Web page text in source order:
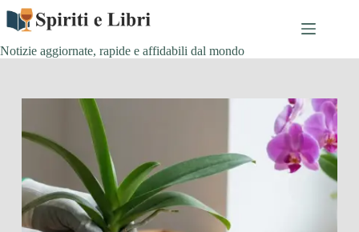
Salta
contenuto
Notizie aggiornate, rapide e affidabili dal mondo